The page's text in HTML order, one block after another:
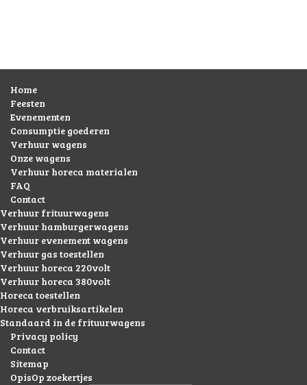
Home
Feesten
Evenementen
Consumptie goederen
Verhuur wagens
Onze wagens
Verhuur horeca materialen
FAQ
Contact
Verhuur frituurwagens
Verhuur hamburgerwagens
Verhuur evenement wagens
Verhuur gas toestellen
Verhuur horeca 220volt
Verhuur horeca 380volt
Horeca toestellen
Horeca verbruiksartikelen
Standaard in de frituurwagens
Privacy policy
Contact
Sitemap
OpisOp zoekertjes